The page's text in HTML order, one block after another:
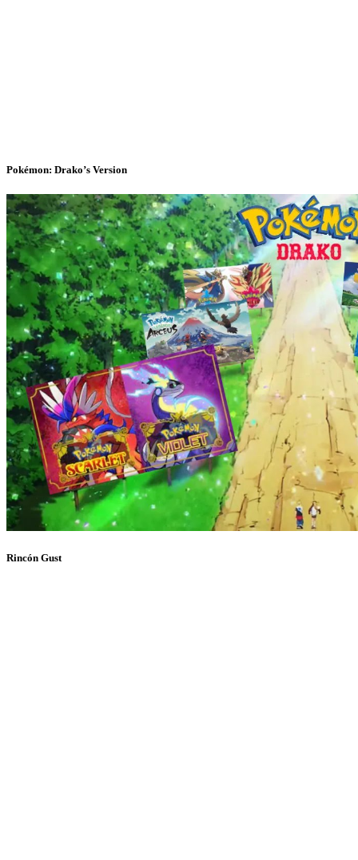
Pokémon: Drako’s Version
Rincón Gust